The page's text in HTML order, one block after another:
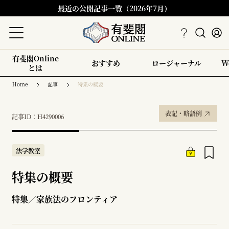
最近の公開記事一覧（2026年7月）
有斐閣Online
とは
おすすめ ロージャーナル
Home 記事 特集の概要
記事ID：H4290006 表記・略語例
法学教室
特集の概要
特集／家族法のフロンティア